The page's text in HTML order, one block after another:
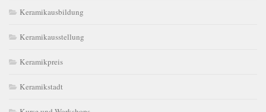
Keramikausbildung
Keramikausstellung
Keramikpreis
Keramikstadt